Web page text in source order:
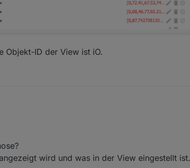
Objekt-ID der View ist iO.
wird und was in der View eingestellt ist.